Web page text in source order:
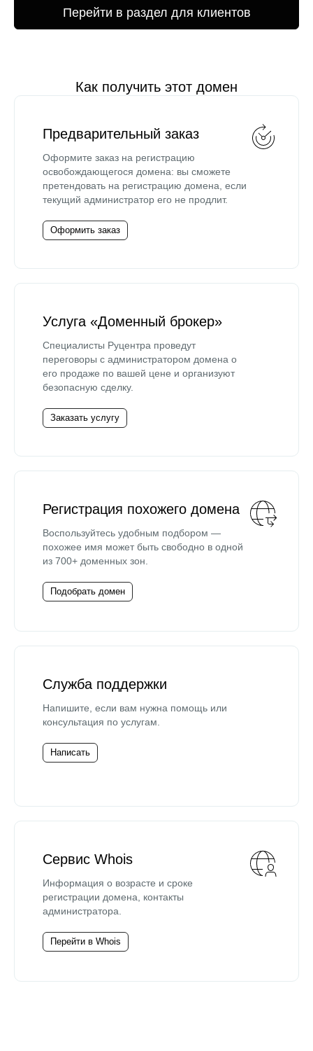
Перейти в раздел для клиентов
Как получить этот домен
Предварительный заказ
Оформите заказ на регистрацию
освобождающегося домена: вы сможете
претендовать на регистрацию домена, если
текущий администратор его не продлит.
Оформить заказ
Услуга «Доменный брокер»
Специалисты Руцентра проведут
переговоры с администратором домена о
его продаже по вашей цене и организуют
безопасную сделку.
Заказать услугу
Регистрация похожего домена
Воспользуйтесь удобным подбором —
похожее имя может быть свободно в одной
из 700+ доменных зон.
Подобрать домен
Служба поддержки
Напишите, если вам нужна помощь или
консультация по услугам.
Написать
Сервис Whois
Информация о возрасте и сроке
регистрации домена, контакты
администратора.
Перейти в Whois